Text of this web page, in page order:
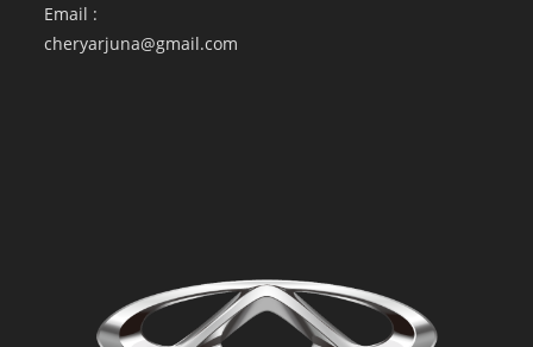
Email :
cheryarjuna@gmail.com